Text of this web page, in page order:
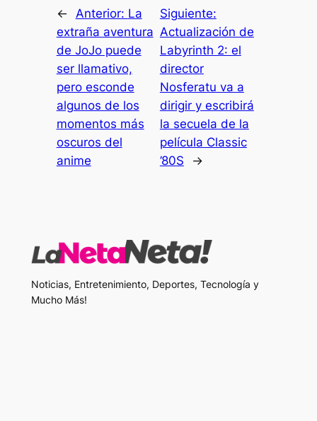
← Anterior: La
extraña aventura
de JoJo puede
ser llamativo,
pero esconde
algunos de los
momentos más
oscuros del
anime
Siguiente:
Actualización de
Labyrinth 2: el
director
Nosferatu va a
dirigir y escribirá
la secuela de la
película Classic
’80S
→
Noticias, Entretenimiento, Deportes, Tecnología y
Mucho Más!